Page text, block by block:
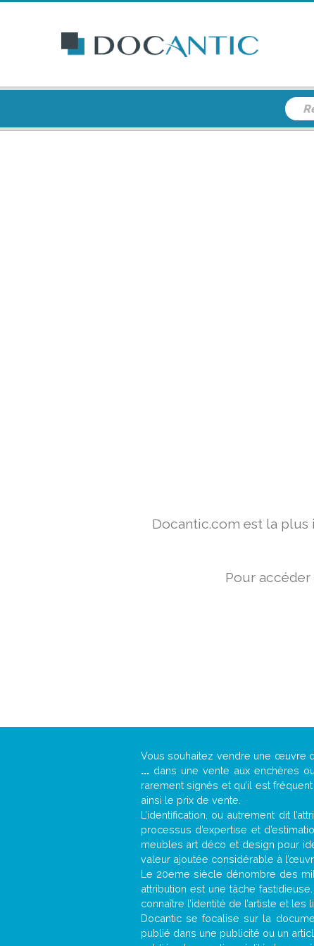
Docantic.com est la plus
Pour accéder
Vous souhaitez vendre une œuvre
...dans une vente aux enchères
rarement signés et qu’il est
ainsi le prix de vente.
L’identification, ou autrement dit
processus d’expertise et
meubles art déco et design pour
valeur ajoutée considérable à
Le 20eme siècle dénombre des
attribution est une tâche
connaître l’identité de l’artiste et
Docantic se focalise sur la
publié dans une publicité ou un